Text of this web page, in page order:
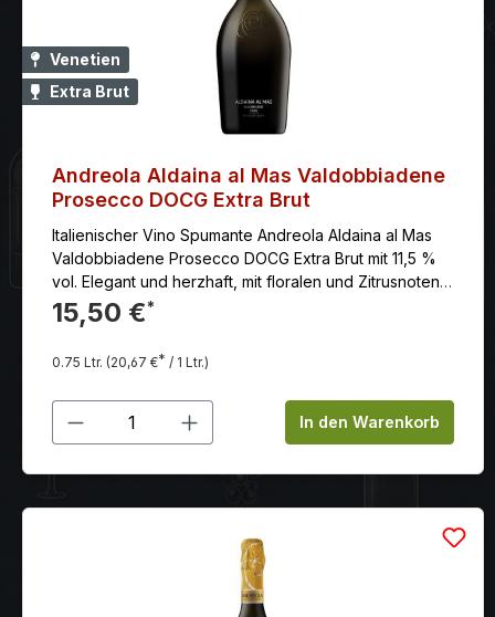
Venetien
Extra Brut
Andreola Aldaina al Mas Valdobbiadene
Prosecco DOCG Extra Brut
Italienischer Vino Spumante Andreola Aldaina al Mas
Valdobbiadene Prosecco DOCG Extra Brut mit 11,5 %
vol. Elegant und herzhaft, mit floralen und Zitrusnoten,
eignet er sich hervorragend als Aperitif und harmoniert
wunderbar mit Käse, Fisch und traditionellen Gerichten.
15,50 €*
0.75 Ltr. (20,67 €* / 1 Ltr.)
Produkt Anzahl: Gib denIn den Warenkorb